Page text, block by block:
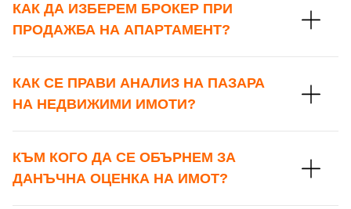
Вход с Google
Вход с Facebook
КАК ДА ИЗБЕРЕМ БРОКЕР ПРИ
ПРОДАЖБА НА АПАРТАМЕНТ?
КАК СЕ ПРАВИ АНАЛИЗ НА ПАЗАРА
НА НЕДВИЖИМИ ИМОТИ?
КЪМ КОГО ДА СЕ ОБЪРНЕМ ЗА
ДАНЪЧНА ОЦЕНКА НА ИМОТ?